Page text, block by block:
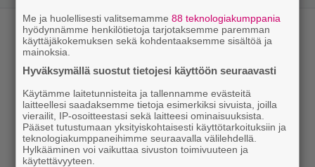
Me ja huolellisesti valitsemamme88 teknologiakumppania
hyödynnämme henkilötietoja tarjotaksemme paremman
käyttäjäkokemuksen sekä kohdentaaksemme sisältöä ja
mainoksia.
Hyväksymällä suostut tietojesi käyttöön seuraavasti
Käytämme laitetunnisteita ja tallennamme evästeitä
laitteellesi saadaksemme tietoja esimerkiksi sivuista, joilla
vierailit, IP-osoitteestasi sekä laitteesi ominaisuuksista.
Pääset tutustumaan yksityiskohtaisesti käyttötarkoituksiin ja
teknologiakumppaneihimme seuraavalla välilehdellä.
Hylkääminen voi vaikuttaa sivuston toimivuuteen ja
käytettävyyteen.